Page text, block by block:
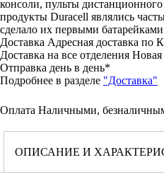
консоли, пульты
продукты Duracell являлись
сделало их первыми
Доставка Адресная доставка по
Доставка на все отделения
Отправка день в день*
Подробнее в разделе "Доставка"
Оплата Наличными,
ОПИСАНИЕ И